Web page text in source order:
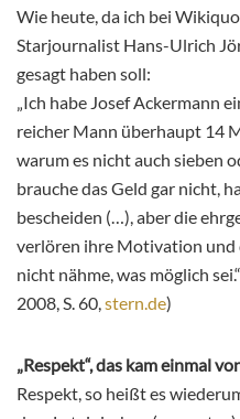
Wie heute, da ich bei
Starjournalist Hans-Ulrich
gesagt haben soll:
„Ich habe Josef Ackermann
reicher Mann überhaupt 14
warum es nicht auch sieben
brauche das Geld gar nicht,
bescheiden (…), aber die
verlören ihre Motivation und
nicht nähme, was möglich
2008, S. 60,stern.de)
„Respekt“, das kam einmal
Respekt, so heißt es